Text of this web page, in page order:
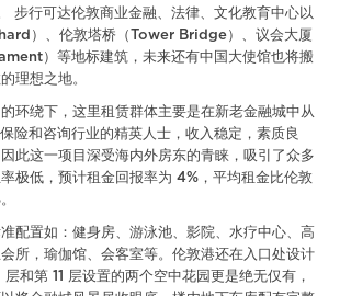
步行可达伦敦商业金融、法律、文化教育中心以
）、伦敦塔桥（Tower Bridge）、议会大厦
）等地标建筑，未来还有中国大使馆也将搬
理想之地。
环绕下，这里租赁群体主要是在新老金融城中从
险和咨询行业的精英人士，收入稳定，素质良
此这一项目深受海内外房东的青睐，吸引了众多
极低，预计租金回报率为 4%，平均租金比伦敦
配置如：健身房、游泳池、影院、水疗中心、高
所，瑜伽馆、会客室等。伦敦港还在入口处设计
和第 11 层设置的两个空中花园更是绝无仅有，